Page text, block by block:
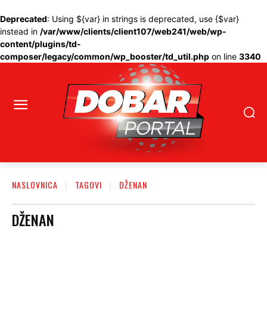
Deprecated: Using ${var} in strings is deprecated, use {$var}
instead in /var/www/clients/client107/web241/web/wp-
content/plugins/td-
composer/legacy/common/wp_booster/td_util.php on line 3340
NASLOVNICA TAGOVI DŽENAN
DŽENAN